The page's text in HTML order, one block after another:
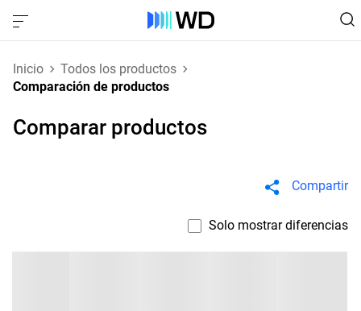
Inicio
Todos los productos
Comparación de productos
Comparar productos
Compartir
Solo mostrar diferencias